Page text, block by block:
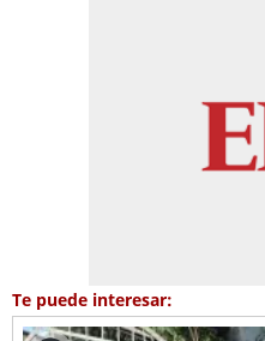
Te puede interesar: